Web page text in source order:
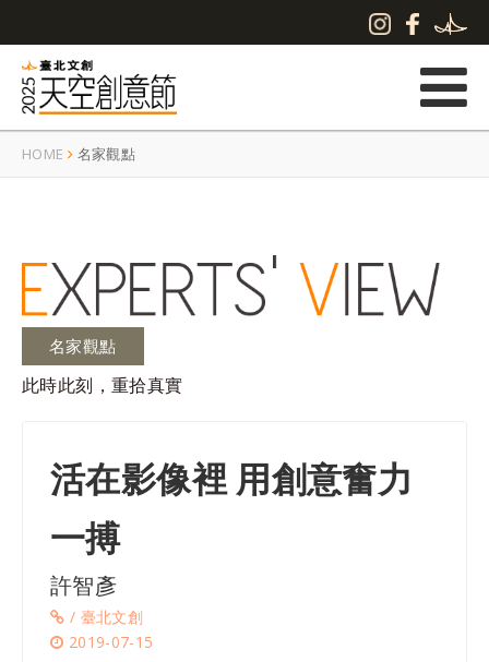
HOME 名家觀點
名家觀點
此時此刻，重拾真實
活在影像裡 用創意奮力
一搏
許智彥
/ 臺北文創
2019-07-15